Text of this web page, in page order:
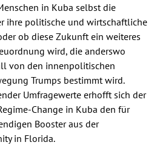
in Kuba selbst die
ihre politische und wirtschaftliche
ob diese Zukunft ein weiteres
wird, die anderswo
von den innenpolitischen
Trumps bestimmt wird.
Umfragewerte erhofft sich der
Change in Kuba den für
Booster aus der
in Florida.